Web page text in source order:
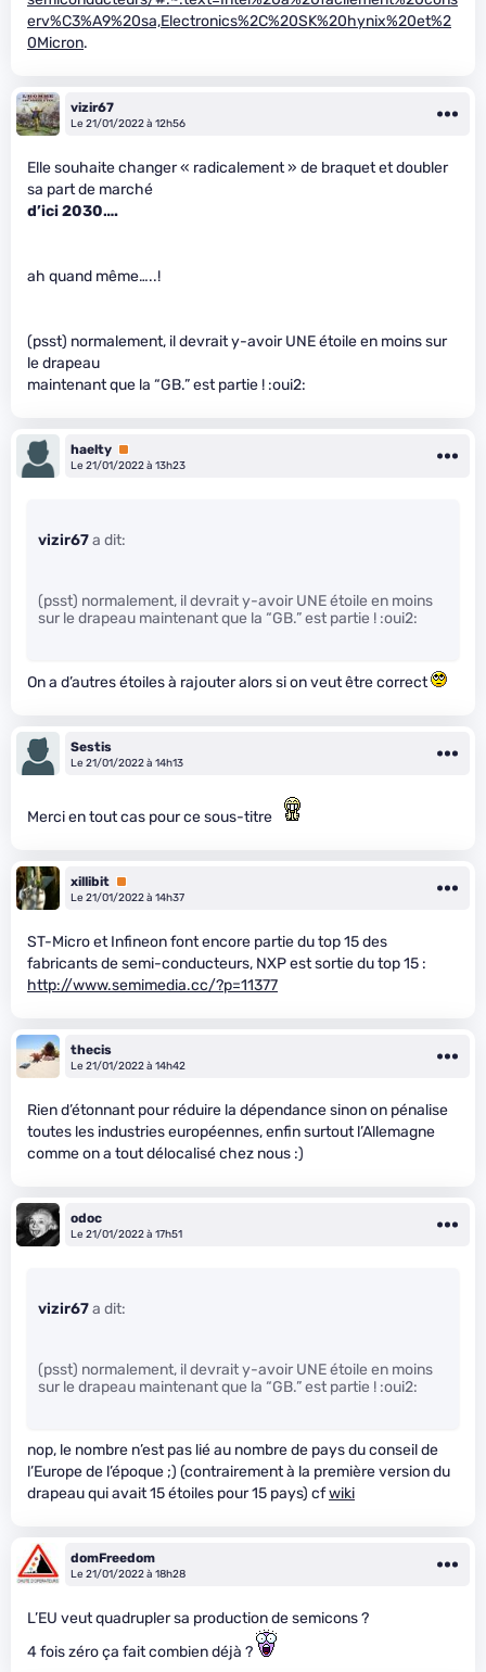
erv%C3%A9%20sa,Electronics%2C%20SK%20hynix%20et%2
0Micron.
vizir67
Le 21/01/2022 à 12h56
Elle souhaite changer « radicalement » de braquet et doubler
sa part de marché
d’ici 2030….
ah quand même…..!
(psst) normalement, il devrait y-avoir UNE étoile en moins sur
le drapeau
maintenant que la “GB.” est partie ! :oui2:
haelty Premium
Le 21/01/2022 à 13h23
vizir67a dit:
(psst) normalement, il devrait y-avoir UNE étoile en moins
sur le drapeau maintenant que la “GB.” est partie ! :oui2:
On a d’autres étoiles à rajouter alors si on veut être correct
Sestis
Le 21/01/2022 à 14h13
Merci en tout cas pour ce sous-titre
xillibit Premium
Le 21/01/2022 à 14h37
ST-Micro et Infineon font encore partie du top 15 des
fabricants de semi-conducteurs, NXP est sortie du top 15 :
http://www.semimedia.cc/?p=11377
thecis
Le 21/01/2022 à 14h42
Rien d’étonnant pour réduire la dépendance sinon on pénalise
toutes les industries européennes, enfin surtout l’Allemagne
comme on a tout délocalisé chez nous :)
odoc
Le 21/01/2022 à 17h51
vizir67a dit:
(psst) normalement, il devrait y-avoir UNE étoile en moins
sur le drapeau maintenant que la “GB.” est partie ! :oui2:
nop, le nombre n’est pas lié au nombre de pays du conseil de
l’Europe de l’époque ;) (contrairement à la première version du
drapeau qui avait 15 étoiles pour 15 pays) cfwiki
domFreedom
Le 21/01/2022 à 18h28
L’EU veut quadrupler sa production de semicons ?
4 fois zéro ça fait combien déjà ?